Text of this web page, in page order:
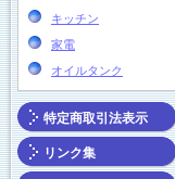
キッチン
家電
オイルタンク
特定商取引法表示
リンク集